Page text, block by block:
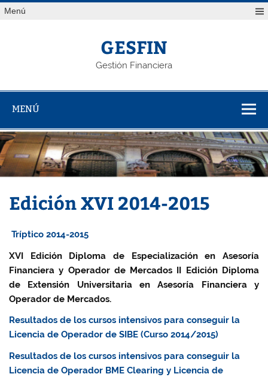
Saltar
alMenú
GESFIN
Gestión Financiera
MENÚ
Edición XVI 2014-2015
Tríptico 2014-2015
XVI Edición Diploma de Especialización en Asesoría
Financiera y Operador de Mercados II Edición Diploma
de Extensión Universitaria en Asesoría Financiera y
Operador de Mercados.
Resultados de los cursos intensivos para conseguir la
Licencia de Operador de SIBE (Curso 2014/2015)
Resultados de los cursos intensivos para conseguir la
Licencia de Operador BME Clearing y Licencia de